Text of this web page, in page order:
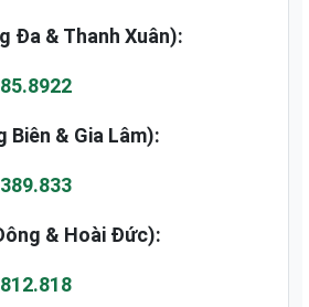
Đa & Thanh Xuân):
Biên & Gia Lâm):
& Hoài Đức):